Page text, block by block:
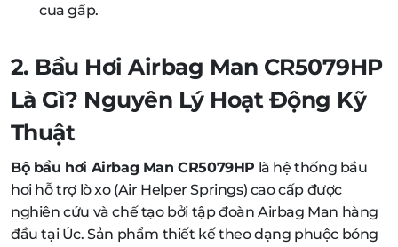
cua gấp.
2. Bầu Hơi Airbag Man CR5079HP
Là Gì? Nguyên Lý Hoạt Động Kỹ
Thuật
Bộ bầu hơi Airbag Man CR5079HP là hệ thống bầu
hơi hỗ trợ lò xo (Air Helper Springs) cao cấp được
nghiên cứu và chế tạo bởi tập đoàn Airbag Man hàng
đầu tại Úc. Sản phẩm thiết kế theo dạng phuộc bóng